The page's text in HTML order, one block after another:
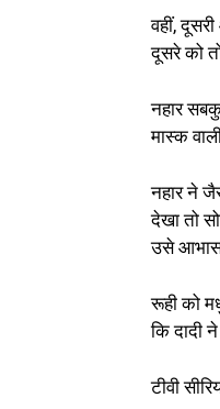
वहीं,
दूसरे को
नहार
मास्क
नहार ने
देखा तो
उसे आभास
रूही को
कि दादी
टीवी